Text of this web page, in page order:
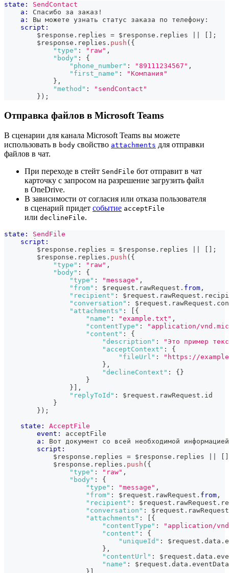
state:
SendContact
a:
Спасибо за заказ!
a:
Вы можете узнать статус заказа по телефону:
script:
        $response
. replies = $response . replies
;
        $response
. replies . push ( {
"type" : "raw" ,
"body" :
{
"phone_number" : "89111234567" ,
"first_name" :
"Компания"
} ,
"method" :
"sendContact"
} ) ;
Отправка файлов в Microsoft Teams
В сценарии для канала Microsoft Teams вы можете
использовать в body свойство attachments для отправки
файлов в чат.
При переходе в стейт SendFile бот отправит в чат
карточку с запросом на разрешение загрузить файл
в OneDrive.
В зависимости от согласия или отказа пользователя
в сценарий придет событие acceptFile
или declineFile.
state:
SendFile
script:
        $response
. replies = $response . replies [ ] ;
        $response
. replies . push ( {
"type" : "raw" ,
"body" :
{
"type" : "message" ,
"from" : $request . rawRequest . from ,
"recipient" : $request . rawRequest .
"conversation" : $request . rawRequest .
"attachments" : [ {
"name" : "example.txt" ,
"contentType" :
"application/
"content" :
{
"description" :
"Это пример
"acceptContext" :
{
"fileUrl" :
"https://
} ,
"declineContext" : {}
}
} ] ,
"replyToId" : $request . rawRequest . id
}
} ) ;
state:
AcceptFile
event:
acceptFile
a:
Вот документ со всей необходимой
script:
            $response
. replies = $response . replies [ ]
            $response
. replies . push ( {
"type" : "raw" ,
"body" :
{
"type" : "message" ,
"from" : $request . rawRequest . from ,
"recipient" : $request . rawRequest .
"conversation" : $request . rawRequest
"attachments" : [ {
"contentType" :
"application/
"content" :
{
"uniqueId" : $request . data .
} ,
"contentUrl" : $request . data .
"name" : $request . data . eventData